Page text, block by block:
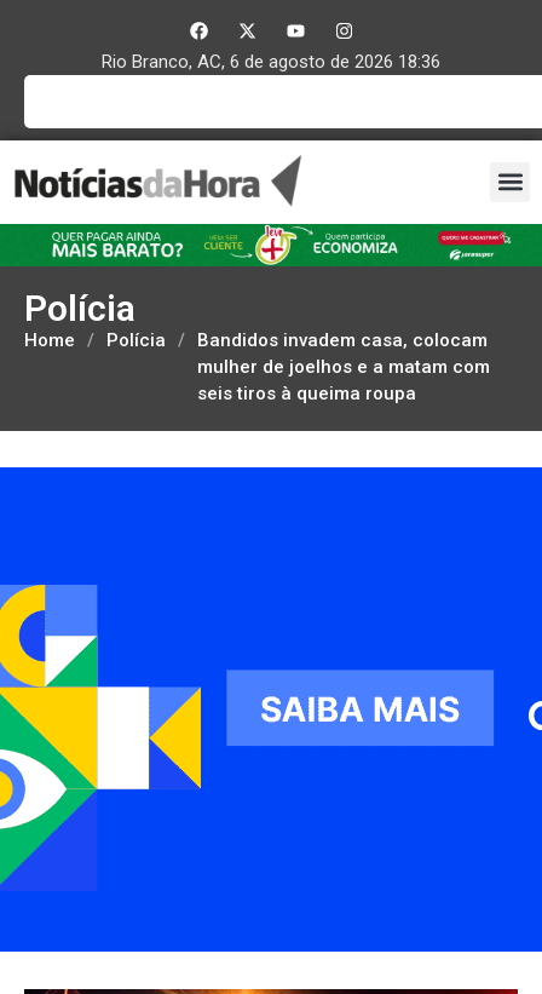
Rio Branco, AC, 6 de agosto de 2026 18:36
Polícia
Home / Polícia /
Bandidos invadem casa, colocam
mulher de joelhos e a matam com
seis tiros à queima roupa